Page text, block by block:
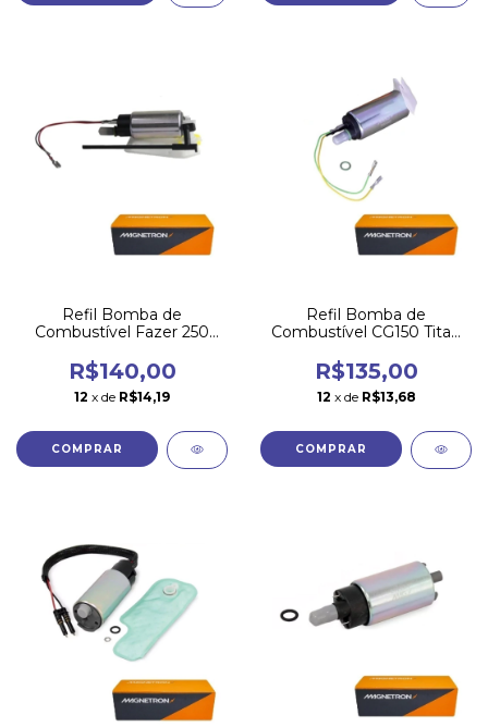
Refil Bomba de
Combustível Fazer 250
R$140,00
12 x de R$14,19
Refil Bomba de
Combustível CG150 Titan
R$135,00
12 x de R$13,68